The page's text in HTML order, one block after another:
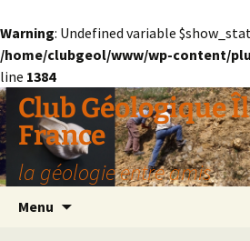
Warning: Undefined variable
/home/clubgeol/www/wp-content/
line 1384
Aller
au
contenu
Club Géologique
France
la géologie entre amis
Menu